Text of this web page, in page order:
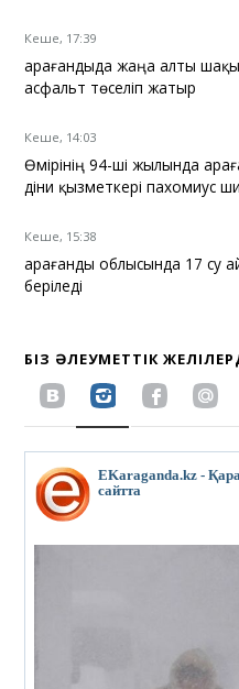
Кеше, 17:39
Қарағандыда жаңа алты
асфальт төселіп жатыр
Кеше, 14:03
Өмірінің 94-ші жылында
діни қызметкері пахомиус
Кеше, 15:38
Қарағанды облысында 17 су
беріледі
БІЗ ӘЛЕУМЕТТІК
EKaraganda.kz -
сайтта